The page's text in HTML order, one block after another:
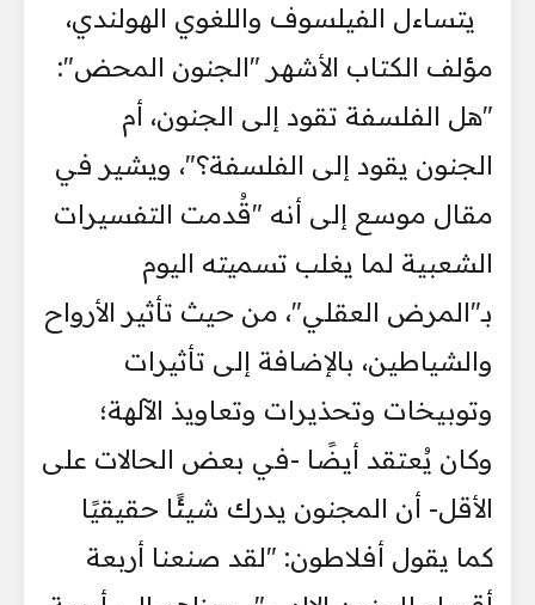
يتساءل الفيلسوف واللغوي الهولندي،
مؤلف الكتاب الأشهر "الجنون المحض":
"هل الفلسفة تقود إلى الجنون، أم
الجنون يقود إلى الفلسفة؟"، ويشير في
مقال موسع إلى أنه "قُدمت التفسيرات
الشعبية لما يغلب تسميته اليوم
بـ"المرض العقلي"، من حيث تأثير الأرواح
والشياطين، بالإضافة إلى تأثيرات
وتوبيخات وتحذيرات وتعاويذ الآلهة؛
وكان يُعتقد أيضًا -في بعض الحالات على
الأقل- أن المجنون يدرك شيئًا حقيقيًا
كما يقول أفلاطون: "لقد صنعنا أربعة